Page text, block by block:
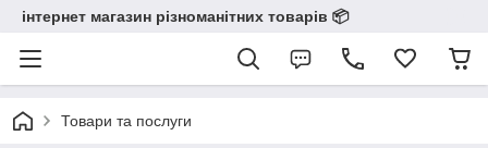
інтернет магазин різноманітних товарів 📦️️️️️️
Товари та послуги